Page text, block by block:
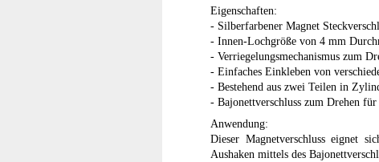
Eigenschaften:
- Silberfarbener Magnet
- Innen-Lochgröße von 4 mm
- Verriegelungsmechanismus zum
- Einfaches Einkleben von
- Bestehend aus zwei Teilen in
- Bajonettverschluss zum Drehen
Anwendung:
Dieser Magnetverschluss eignet
Aushaken mittels des